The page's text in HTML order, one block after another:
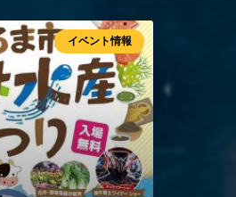
イベント情報